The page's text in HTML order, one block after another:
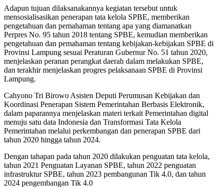
Adapun tujuan dilaksanakannya kegiatan tersebut untuk
mensosialisasikan penerapan tata kelola SPBE, memberikan
pengetahuan dan pemahaman tentang apa yang diamanatkan
Perpres No. 95 tahun 2018 tentang SPBE, kemudian memberikan
pengetahuan dan pemahaman tentang kebijakan-kebijakan SPBE di
Provinsi Lampung sesuai Peraturan Gubernur No. 51 tahun 2020,
menjelaskan peranan perangkat daerah dalam melakukan SPBE,
dan terakhir menjelaskan progres pelaksanaan SPBE di Provinsi
Lampung.
Cahyono Tri Birowo Asisten Deputi Perumusan Kebijakan dan
Koordinasi Penerapan Sistem Pemerintahan Berbasis Elektronik,
dalam paparannya menjelaskan materi terkait Pemerintahan digital
menuju satu data Indonesia dan Transformasi Tata Kelola
Pemerintahan melalui perkembangan dan penerapan SPBE dari
tahun 2020 hingga tahun 2024.
Dengan tahapan pada tahun 2020 dilakukan penguatan tata kelola,
tahun 2021 Penguatan Layanan SPBE, tahun 2022 penguatan
infrastruktur SPBE, tahun 2023 pembangunan Tik 4.0, dan tahun
2024 pengembangan Tik 4.0